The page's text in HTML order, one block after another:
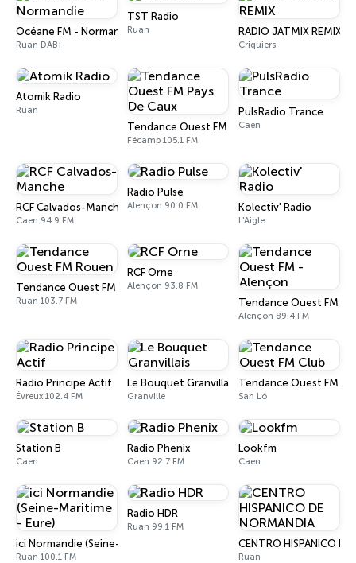
Océane FM - Normandie
Ruan DAB+
TST Radio
Ruan RADIO JATMIX REMIX
Criquiers
Atomik Radio
Ruan
Tendance Ouest FM Pays De Caux
Fécamp 105.1 FM
PulsRadio Trance
Caen
RCF Calvados-Manche
Caen 94.9 FM
Radio Pulse
Alençon 90.0 FM Kolectiv' Radio
L'Aigle
Tendance Ouest FM Rouen
Ruan 103.7 FM
RCF Orne
Alençon 93.8 FM
Tendance Ouest FM -
Alençon 89.4 FM
Radio Principe Actif
Évreux 102.4 FM
Le Bouquet Granvillais
Granville
Tendance Ouest FM
San Ló
Station B
Caen
Radio Phenix
Caen 92.7 FM
Lookfm
Caen
ici Normandie (Seine-Maritime - Eure)
Ruan 100.1 FM
Radio HDR
Ruan 99.1 FM
CENTRO HISPANICO DE
Ruan